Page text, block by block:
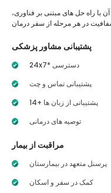
با راه حل های مبتنی بر فناوری،
پشتیبانی مشاور پزشکی
24x7* دسترسی
پشتیبانی تماس و چت
14+ پشتیبانی از زبان ها
توصیه های درمانی
مراقبت از بیمار
پرسنل متعهد در بیمارستان
کمک در سفر و اسکان